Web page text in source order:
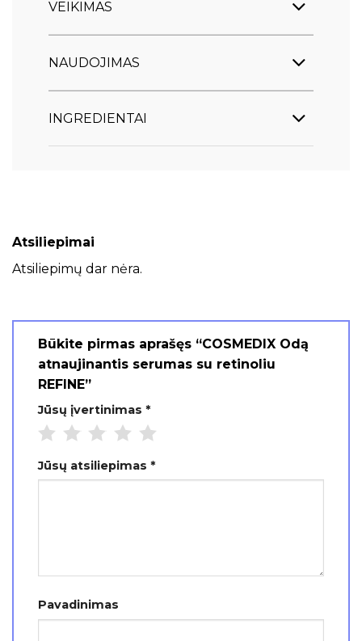
VEIKIMAS
NAUDOJIMAS
INGREDIENTAI
Atsiliepimai
Atsiliepimų dar nėra.
Būkite pirmas aprašęs “COSMEDIX Odą
atnaujinantis serumas su retinoliu
REFINE”
Jūsų įvertinimas *
Jūsų atsiliepimas *
Pavadinimas